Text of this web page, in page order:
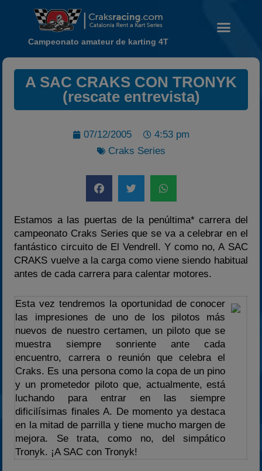
Noticias
Calendario
Campeonato
Temporada 2026
Temporadas anteriores
2020-2021
2022
2023
2025
Estadísticas
Preguntas Frecuentes
Campeonato amateur de karting 4T
A SAC CRAKS CON TRONYK
(rescate entrevista)
07/12/2005
4:53 pm
Craks Series
Estamos a las puertas de la penúltima* carrera del
campeonato Craks Series que se va a celebrar en el
fantástico circuito de El Vendrell. Y como no, A SAC
CRAKS vuelve a la carga como viene siendo habitual
antes de cada carrera para calentar motores.
Esta vez tendremos la oportunidad de conocer
las impresiones de uno de los pilotos más
nuevos de nuestro certamen, un piloto que se
muestra siempre sonriente ante cada
encuentro, carrera o reunión que celebra el
Craks. Es una persona como la copa de un pino
y un prometedor piloto que, actualmente, está
luchando para entrar en las siempre
dificilísimas finales A. De momento ya destaca
en la mitad de parrilla y tiene mucho margen de
mejora. Se trata, como no, del simpático
Tronyk. ¡A SAC con Tronyk!